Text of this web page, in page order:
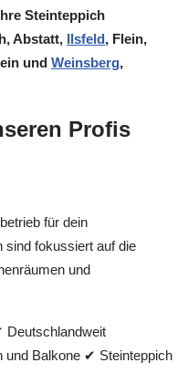
Steinteppich
Abstatt, Ilsfeld, Flein,
und Weinsberg,
Profis
für dein
sind fokussiert auf die
und
und Balkone ✔ Steinteppich